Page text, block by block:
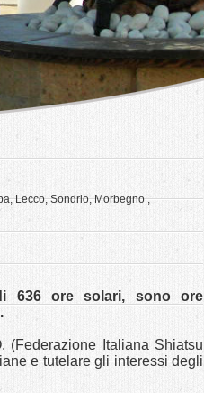
Lecco, Sondrio, Morbegno ,
636 ore solari, sono ore
(Federazione Italiana Shiatsu
e tutelare gli interessi degli